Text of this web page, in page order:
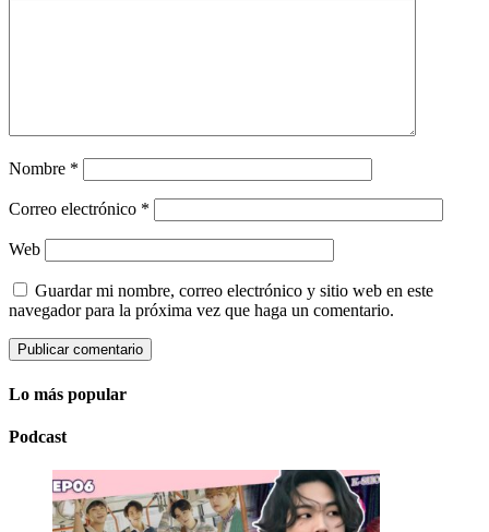
Nombre *
Correo electrónico *
Web
Guardar mi nombre, correo electrónico y sitio web en este
navegador para la próxima vez que haga un comentario.
Lo más popular
Podcast